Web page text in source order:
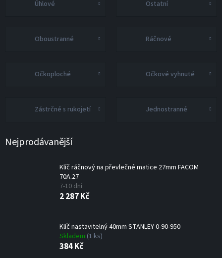
Úhlové Ostatní
Oboustranné Ráčnové
Očkoploché Očkové vyhnuté
Zástrčné s rukojetí Jednostranné
Nejprodávanější
Klíč ráčnový na převlečné matice 27mm FACOM
70A.27
7-10 dní
2 287 Kč
Klíč nastavitelný 40mm STANLEY 0-90-950
Skladem (1 ks)
384 Kč